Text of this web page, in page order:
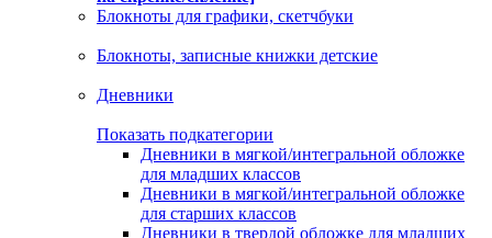
Блокноты для графики, скетчбуки
Блокноты, записные книжки детские
Дневники
Показать подкатегории
Дневники в мягкой/интегральной обложке
для младших классов
Дневники в мягкой/интегральной обложке
для старших классов
Дневники в твердой обложке для младших